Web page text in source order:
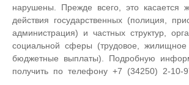
нарушены. Прежде всего, это касается
действия государственных (полиция,
администрация) и частных структур,
социальной сферы (трудовое, жилищное
бюджетные выплаты). Подробную
получить по телефону +7 (34250) 2-10-